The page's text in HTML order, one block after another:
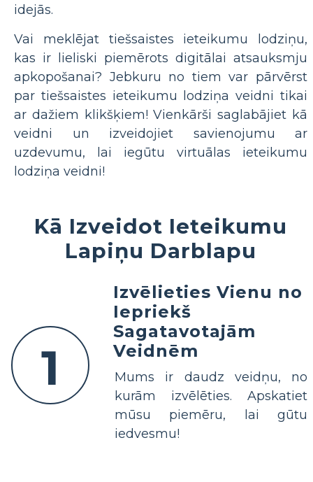
idejās.
Vai meklējat tiešsaistes ieteikumu lodziņu,
kas ir lieliski piemērots digitālai atsauksmju
apkopošanai? Jebkuru no tiem var pārvērst
par tiešsaistes ieteikumu lodziņa veidni tikai
ar dažiem klikšķiem! Vienkārši saglabājiet kā
veidni un izveidojiet savienojumu ar
uzdevumu, lai iegūtu virtuālas ieteikumu
lodziņa veidni!
Kā Izveidot Ieteikumu
Lapiņu Darblapu
1
Izvēlieties Vienu no
Iepriekš
Sagatavotajām
Veidnēm
Mums ir daudz veidņu, no
kurām izvēlēties. Apskatiet
mūsu piemēru, lai gūtu
iedvesmu!